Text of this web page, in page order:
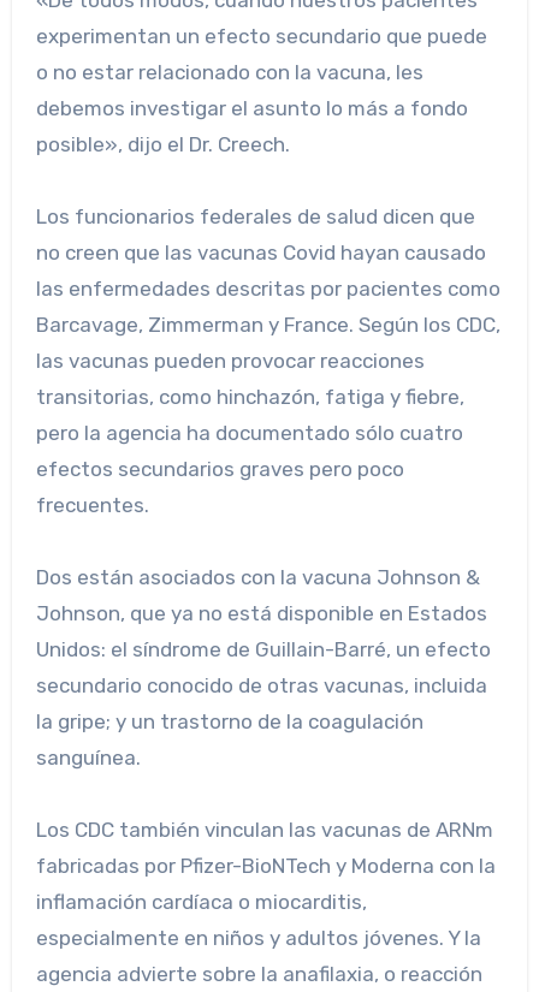
experimentan un efecto secundario que puede
o no estar relacionado con la vacuna, les
debemos investigar el asunto lo más a fondo
posible», dijo el Dr. Creech.
Los funcionarios federales de salud dicen que
no creen que las vacunas Covid hayan causado
las enfermedades descritas por pacientes como
Barcavage, Zimmerman y France. Según los CDC,
las vacunas pueden provocar reacciones
transitorias, como hinchazón, fatiga y fiebre,
pero la agencia ha documentado sólo cuatro
efectos secundarios graves pero poco
frecuentes.
Dos están asociados con la vacuna Johnson &
Johnson, que ya no está disponible en Estados
Unidos: el síndrome de Guillain-Barré, un efecto
secundario conocido de otras vacunas, incluida
la gripe; y un trastorno de la coagulación
sanguínea.
Los CDC también vinculan las vacunas de ARNm
fabricadas por Pfizer-BioNTech y Moderna con la
inflamación cardíaca o miocarditis,
especialmente en niños y adultos jóvenes. Y la
agencia advierte sobre la anafilaxia, o reacción